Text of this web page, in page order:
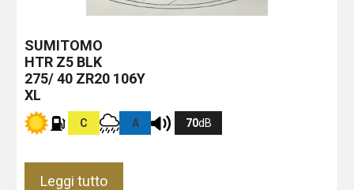
SUMITOMO
HTR Z5 BLK
275/ 40 ZR20 106Y
XL
C A 70dB
Leggi tutto